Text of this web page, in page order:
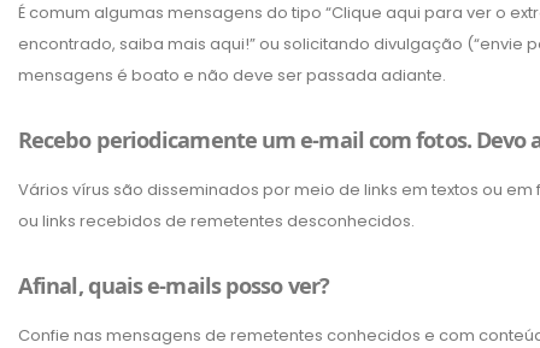
É comum algumas mensagens do tipo “Clique aqui para ver o
encontrado, saiba mais aqui!” ou solicitando divulgação (“envie
mensagens é boato e não deve ser passada adiante.
Recebo periodicamente um e-mail com fotos. Devo
Vários vírus são disseminados por meio de links em textos ou
ou links recebidos de remetentes desconhecidos.
Afinal, quais e-mails posso ver?
Confie nas mensagens de remetentes conhecidos e com